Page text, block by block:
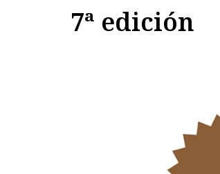
7ª edición